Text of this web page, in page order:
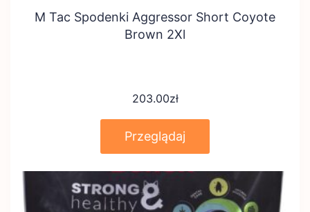
M Tac Spodenki Aggressor Short Coyote
Brown 2Xl
203.00zł
Przeglądaj